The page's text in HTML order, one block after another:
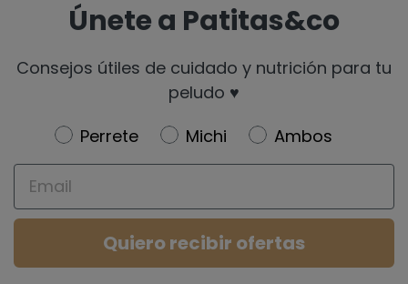
Únete a Patitas&co
Consejos útiles de cuidado y nutrición para tu
peludo ♥️
Newsletter
Perrete Michi
Ambos
Email
Quiero recibir ofertas